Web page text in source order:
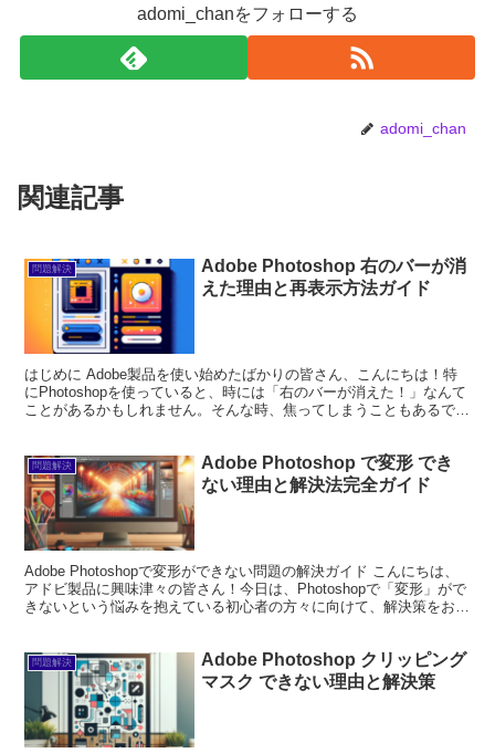
adomi_chanをフォローする
adomi_chan
関連記事
問題解決
Adobe Photoshop 右のバーが消
えた理由と再表示方法ガイド
はじめに Adobe製品を使い始めたばかりの皆さん、こんにちは！特
にPhotoshopを使っていると、時には「右のバーが消えた！」なんて
ことがあるかもしれません。そんな時、焦ってしまうこともあるでし
問題解決
Adobe Photoshop で変形 でき
ない理由と解決法完全ガイド
Adobe Photoshopで変形ができない問題の解決ガイド こんにちは、
アドビ製品に興味津々の皆さん！今日は、Photoshopで「変形」がで
きないという悩みを抱えている初心者の方々に向けて、解決策をお届
問題解決
Adobe Photoshop クリッピング
マスク できない理由と解決策